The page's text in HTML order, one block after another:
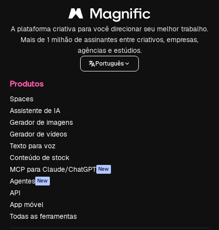
A plataforma criativa para você direcionar seu melhor trabalho.
Mais de 1 milhão de assinantes entre criativos, empresas,
agências e estúdios.
Português
Produtos
Spaces
Assistente de IA
Gerador de imagens
Gerador de vídeos
Texto para voz
Conteúdo de stock
MCP para Claude/ChatGPT New
Agentes New
API
App móvel
Todas as ferramentas